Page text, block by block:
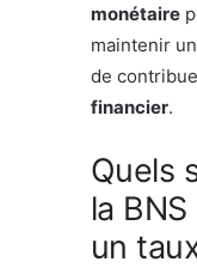
monétaire
maintenir
de
financier.
Quels
la
un